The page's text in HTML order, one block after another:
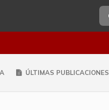
ÚLTIMAS PUBLICACIONES